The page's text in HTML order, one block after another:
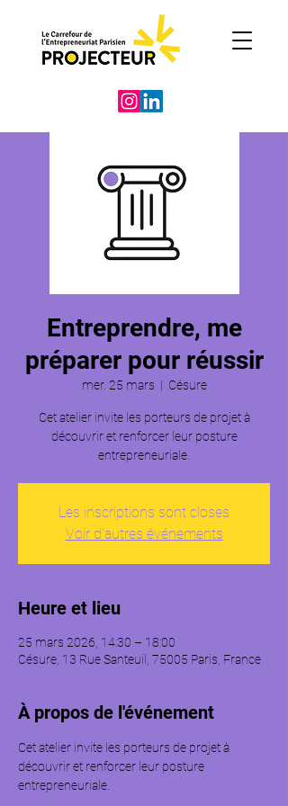
Entreprendre, me
préparer pour réussir
mer. 25 mars
  |
Césure
Cet atelier invite les porteurs de projet à
découvrir et renforcer leur posture
entrepreneuriale.
Les inscriptions sont closes
Voir d'autres événements
Heure et lieu
25 mars 2026, 14:30 – 18:00
Césure, 13 Rue Santeuil, 75005 Paris, France
À propos de l'événement
Cet atelier invite les porteurs de projet à
découvrir et renforcer leur posture
entrepreneuriale.